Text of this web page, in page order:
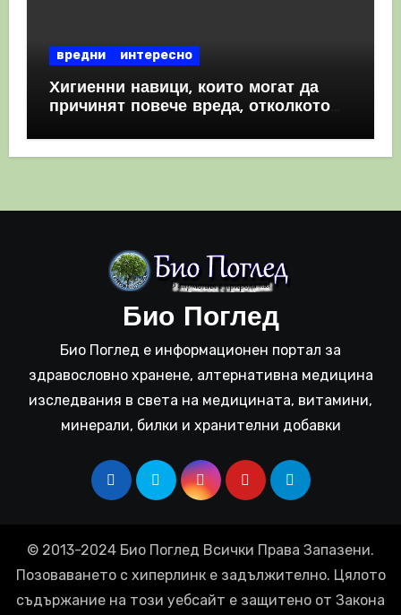
вредни интересно
Хигиенни навици, които могат да
причинят повече вреда, отколкото
Био Поглед
Био Поглед е информационен портал за
здравословно хранене, алтернативна медицина
изследвания в света на медицината, витамини,
минерали, билки и хранителни добавки
© 2013-2024 Био Поглед Всички Права Запазени.
Позоваването с хиперлинк е задължително. Цялото
съдържание на този уебсайт е защитено от Закона